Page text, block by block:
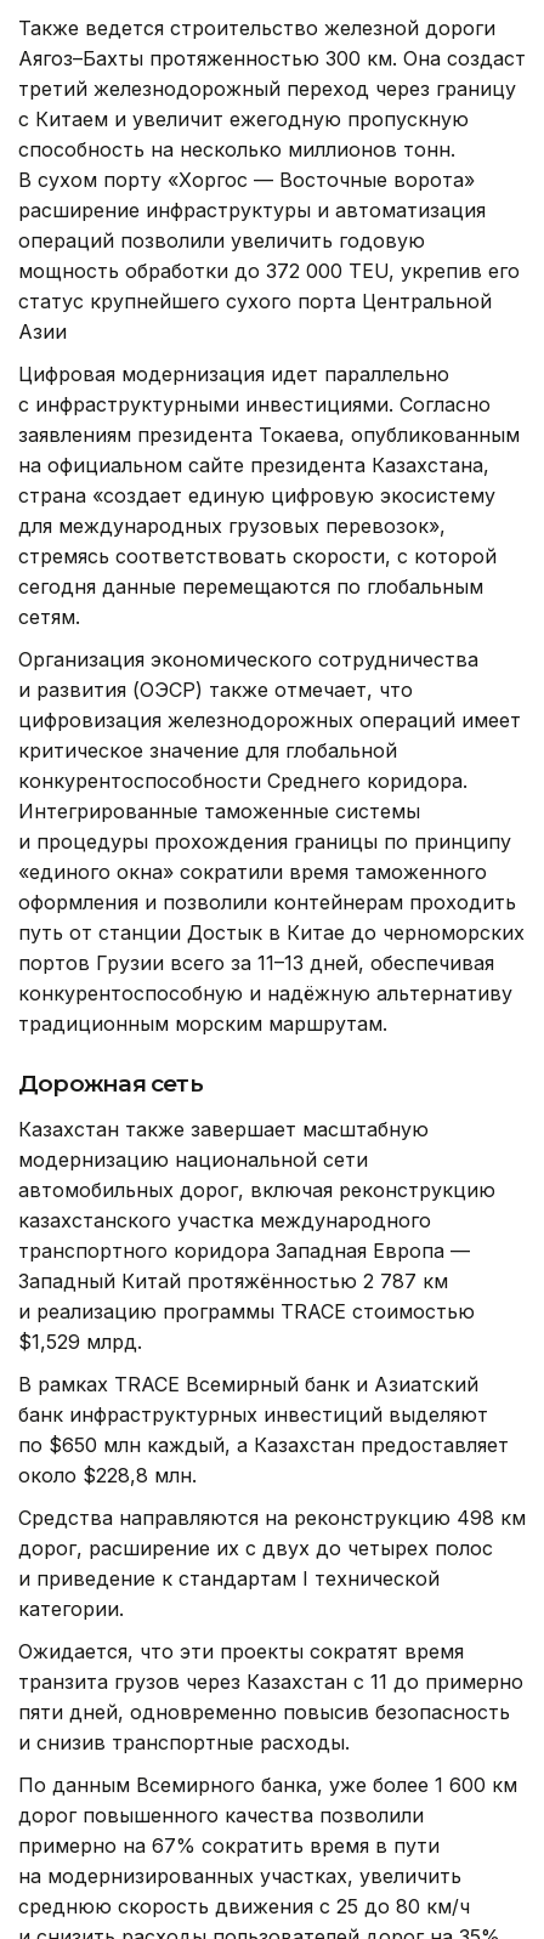
Также ведется строительство железной дороги
Аягоз–Бахты протяженностью 300 км. Она создаст
третий железнодорожный переход через границу
с Китаем и увеличит ежегодную пропускную
способность на несколько миллионов тонн.
В сухом порту «Хоргос — Восточные ворота»
расширение инфраструктуры и автоматизация
операций позволили увеличить годовую
мощность обработки до 372 000 TEU, укрепив его
статус крупнейшего сухого порта Центральной
Азии
Цифровая модернизация идет параллельно
с инфраструктурными инвестициями. Согласно
заявлениям президента Токаева, опубликованным
на официальном сайте президента Казахстана,
страна «создает единую цифровую экосистему
для международных грузовых перевозок»,
стремясь соответствовать скорости, с которой
сегодня данные перемещаются по глобальным
сетям.
Организация экономического сотрудничества
и развития (ОЭСР) также отмечает, что
цифровизация железнодорожных операций имеет
критическое значение для глобальной
конкурентоспособности Среднего коридора.
Интегрированные таможенные системы
и процедуры прохождения границы по принципу
«единого окна» сократили время таможенного
оформления и позволили контейнерам проходить
путь от станции Достык в Китае до черноморских
портов Грузии всего за 11–13 дней, обеспечивая
конкурентоспособную и надёжную альтернативу
традиционным морским маршрутам.
Дорожная сеть
Казахстан также завершает масштабную
модернизацию национальной сети
автомобильных дорог, включая реконструкцию
казахстанского участка международного
транспортного коридора Западная Европа —
Западный Китай протяжённостью 2 787 км
и реализацию программы TRACE стоимостью
$1,529 млрд.
В рамках TRACE Всемирный банк и Азиатский
банк инфраструктурных инвестиций выделяют
по $650 млн каждый, а Казахстан предоставляет
около $228,8 млн.
Средства направляются на реконструкцию 498 км
дорог, расширение их с двух до четырех полос
и приведение к стандартам I технической
категории.
Ожидается, что эти проекты сократят время
транзита грузов через Казахстан с 11 до примерно
пяти дней, одновременно повысив безопасность
и снизив транспортные расходы.
По данным Всемирного банка, уже более 1 600 км
дорог повышенного качества позволили
примерно на 67% сократить время в пути
на модернизированных участках, увеличить
среднюю скорость движения с 25 до 80 км/ч